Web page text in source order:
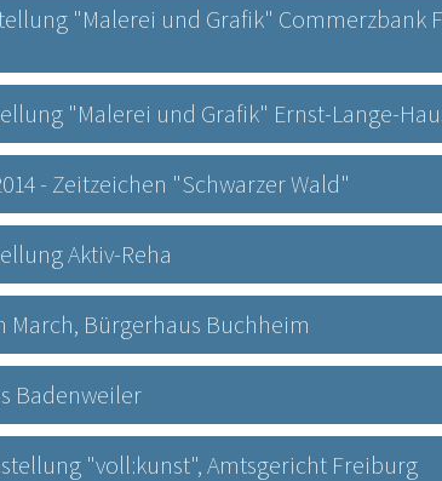
"Malerei und Grafik" Commerzbank
"Malerei und Grafik" Ernst-Lange-
- Zeitzeichen "Schwarzer Wald"
Aktiv-Reha
March, Bürgerhaus Buchheim
Badenweiler
"voll:kunst", Amtsgericht Freiburg